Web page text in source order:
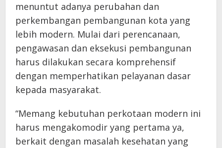
menuntut adanya perubahan dan
perkembangan pembangunan kota yang
lebih modern. Mulai dari perencanaan,
pengawasan dan eksekusi pembangunan
harus dilakukan secara komprehensif
dengan memperhatikan pelayanan dasar
kepada masyarakat.
“Memang kebutuhan perkotaan modern ini
harus mengakomodir yang pertama ya,
berkait dengan masalah kesehatan yang